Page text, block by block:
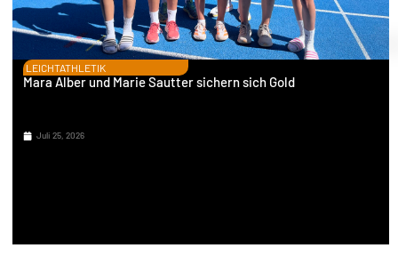
LEICHTATHLETIK
Mara Alber und Marie Sautter sichern sich Gold
Juli 25, 2026